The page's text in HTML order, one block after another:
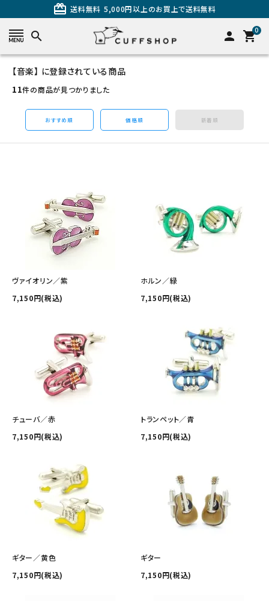
card_giftcard 送料無料 5,000円以上のお買上で送料無料
search person 0
shopping_cart
カテゴリーから探す
カフスを探す
その他の商品を探す
ご利用ガイド
カフス相談室
お問い合わせ
【音楽】 に登録されている商品
11件の商品が見つかりました
おすすめ順 価格順 新着順
ヴァイオリン／紫
7,150円(税込)
ホルン／緑
7,150円(税込)
チューバ／赤
7,150円(税込)
トランペット／青
7,150円(税込)
ギター／黄色
7,150円(税込)
ギター
7,150円(税込)